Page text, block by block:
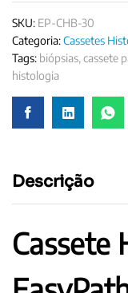
SKU: EP-CHB-30
Categoria:Cassetes
Tags: biópsias, cassete
histologia
Descrição
Cassete